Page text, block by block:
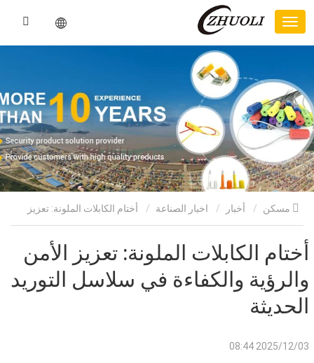
أخبار اخبار الصناعة أختام الكابلات الملونة: تعزيز
الأمن والرؤية والكفاءة في سلاسل التوريد الحديثة
أختام الكابلات الملونة: تعزيز الأمن
والرؤية والكفاءة في سلاسل التوريد
الحديثة
2025/12/03 08:44